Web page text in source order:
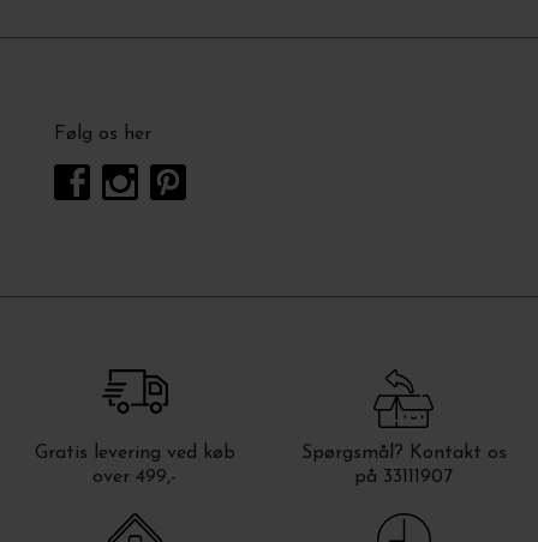
Følg os her
Gratis levering ved køb
over 499,-
Spørgsmål? Kontakt os
på 33111907